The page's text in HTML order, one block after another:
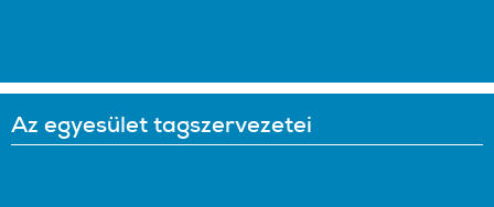
Az egyesület tagszervezetei